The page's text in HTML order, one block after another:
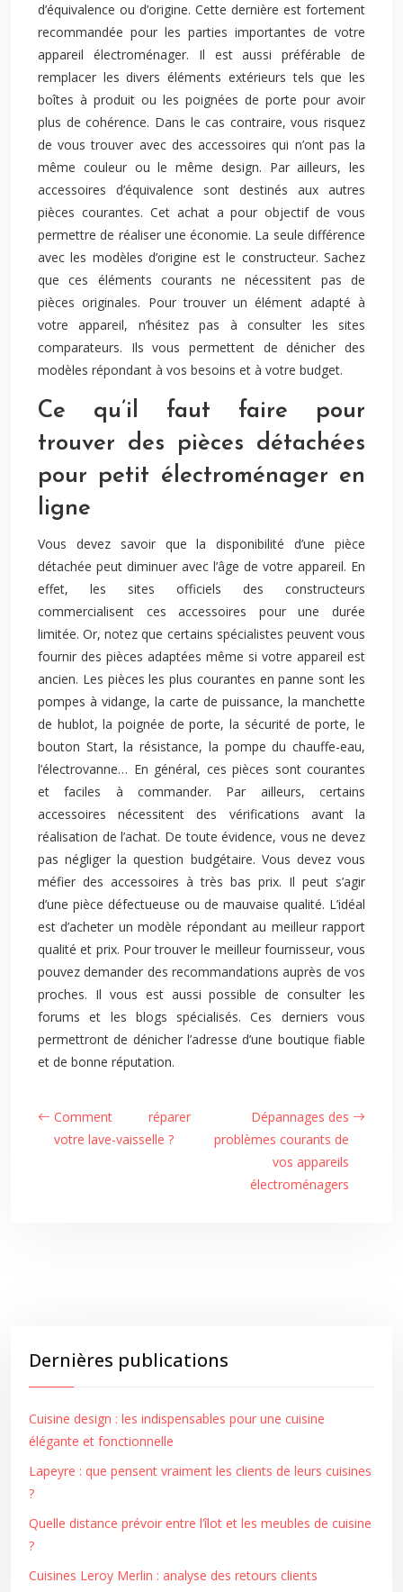
d’équivalence ou d’origine. Cette dernière est fortement
recommandée pour les parties importantes de votre
appareil électroménager. Il est aussi préférable de
remplacer les divers éléments extérieurs tels que les
boîtes à produit ou les poignées de porte pour avoir
plus de cohérence. Dans le cas contraire, vous risquez
de vous trouver avec des accessoires qui n’ont pas la
même couleur ou le même design. Par ailleurs, les
accessoires d’équivalence sont destinés aux autres
pièces courantes. Cet achat a pour objectif de vous
permettre de réaliser une économie. La seule différence
avec les modèles d’origine est le constructeur. Sachez
que ces éléments courants ne nécessitent pas de
pièces originales. Pour trouver un élément adapté à
votre appareil, n’hésitez pas à consulter les sites
comparateurs. Ils vous permettent de dénicher des
modèles répondant à vos besoins et à votre budget.
Ce qu’il faut faire pour
trouver des pièces détachées
pour petit électroménager en
ligne
Vous devez savoir que la disponibilité d’une pièce
détachée peut diminuer avec l’âge de votre appareil. En
effet, les sites officiels des constructeurs
commercialisent ces accessoires pour une durée
limitée. Or, notez que certains spécialistes peuvent vous
fournir des pièces adaptées même si votre appareil est
ancien. Les pièces les plus courantes en panne sont les
pompes à vidange, la carte de puissance, la manchette
de hublot, la poignée de porte, la sécurité de porte, le
bouton Start, la résistance, la pompe du chauffe-eau,
l’électrovanne… En général, ces pièces sont courantes
et faciles à commander. Par ailleurs, certains
accessoires nécessitent des vérifications avant la
réalisation de l’achat. De toute évidence, vous ne devez
pas négliger la question budgétaire. Vous devez vous
méfier des accessoires à très bas prix. Il peut s’agir
d’une pièce défectueuse ou de mauvaise qualité. L’idéal
est d’acheter un modèle répondant au meilleur rapport
qualité et prix. Pour trouver le meilleur fournisseur, vous
pouvez demander des recommandations auprès de vos
proches. Il vous est aussi possible de consulter les
forums et les blogs spécialisés. Ces derniers vous
permettront de dénicher l’adresse d’une boutique fiable
et de bonne réputation.
Comment réparer
votre lave-vaisselle ?
Dépannages des
problèmes courants de
vos appareils
électroménagers
Dernières publications
Cuisine design : les indispensables pour une cuisine
élégante et fonctionnelle
Lapeyre : que pensent vraiment les clients de leurs cuisines
?
Quelle distance prévoir entre l’îlot et les meubles de cuisine
?
Cuisines Leroy Merlin : analyse des retours clients